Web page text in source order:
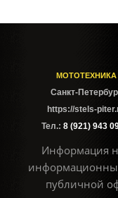
МОТОТЕХНИКА
Cанкт-
https://stels-
Тел.: 8 (921) 943
Информация
публичной